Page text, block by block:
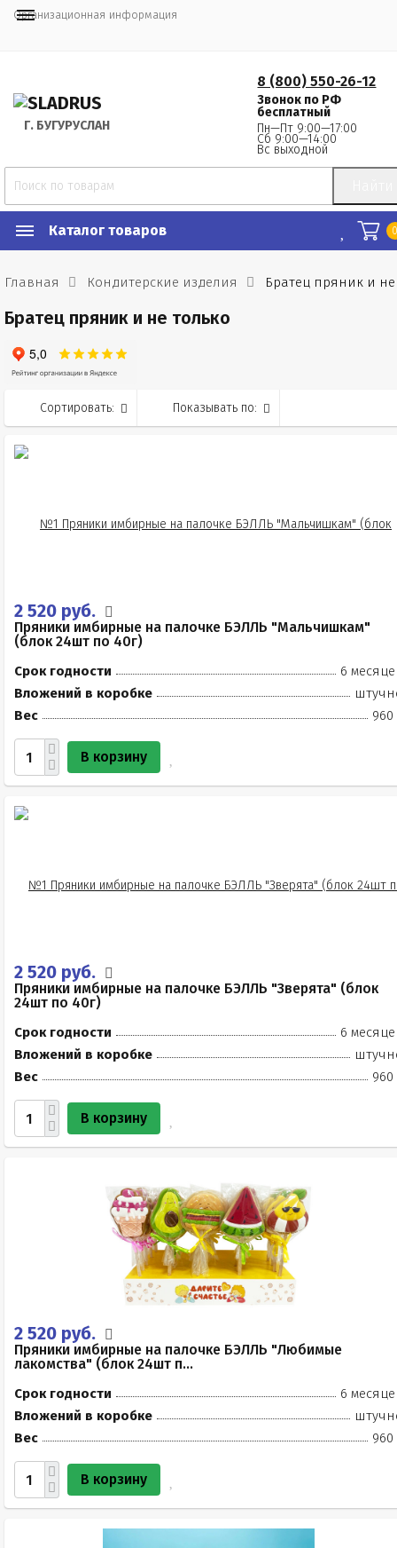
Организационная информация
Г. БУГУРУСЛАН
8 (800) 550-26-12
Звонок по РФ
бесплатный
Пн—Пт 9:00—17:00
Сб 9:00—14:00
Вс выходной
Каталог товаров
Главная Кондитерские изделия Братец пряник и не
Братец пряник и не только
Сортировать: Показывать по:
2 520 руб.
Пряники имбирные на палочке БЭЛЛЬ "Мальчишкам"
(блок 24шт по 40г)
Срок годности
6
Вложений в коробке
Вес
960
В корзину
2 520 руб.
Пряники имбирные на палочке БЭЛЛЬ "Зверята" (блок
24шт по 40г)
Срок годности
6
Вложений в коробке
Вес
960
В корзину
2 520 руб.
Пряники имбирные на палочке БЭЛЛЬ "Любимые
лакомства" (блок 24шт п...
Срок годности
6
Вложений в коробке
Вес
960
В корзину